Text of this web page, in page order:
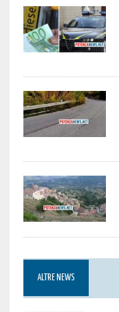
ALTRE NEWS